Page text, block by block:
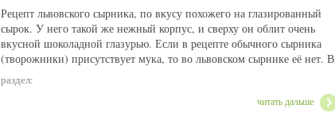
Рецепт львовского сырника, по вкусу похожего на глазированный
сырок. У него такой же нежный корпус, и сверху он облит очень
вкусной шоколадной глазурью. Если в рецепте обычного сырника
(творожники) присутствует мука, то во львовском сырнике её нет. В
раздел:
читать дальше